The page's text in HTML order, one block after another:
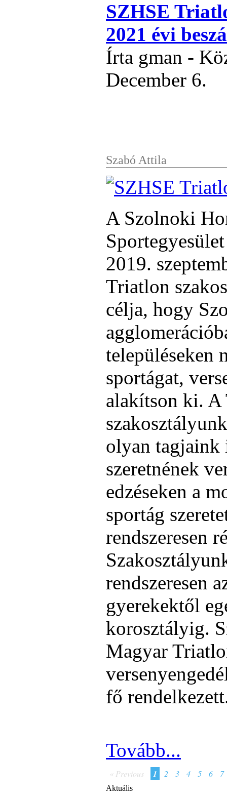
SZHSE
2021 évi
Írta gman -
December 6.
Szabó Attila
A Szolnoki
2019.
Triatlon
célja, hogy
településeken
sportágat,
alakítson ki.
olyan tagjaink
szeretnének
edzéseken a
sportág
rendszeresen
rendszeresen
gyerekektől
korosztályig.
Magyar
fő
Tovább...
« Previous 1 2 3 4 5 6 7
Aktuális